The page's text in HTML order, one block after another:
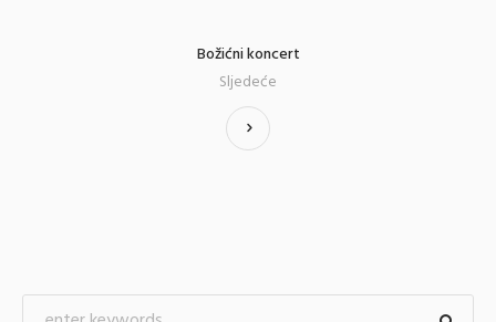
Božićni koncert
Sljedeće